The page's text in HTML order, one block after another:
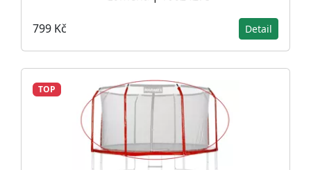
799 Kč Detail
TOP